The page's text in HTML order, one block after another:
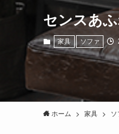
センスあ
家具 ソファ
ホーム 家具 ソ